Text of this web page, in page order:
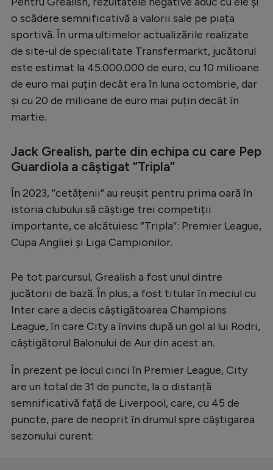
Ciclism
JO 2024
JO 2026
Intră în cont
Creează cont
o scădere semnificativă a valorii sale pe piața
sportivă. În urma ultimelor actualizările realizate
de site-ul de specialitate Transfermarkt, jucătorul
este estimat la 45.000.000 de euro, cu 10 milioane
de euro mai puțin decât era în luna octombrie, dar
și cu 20 de milioane de euro mai puțin decât în
martie.
Jack Grealish, parte din echipa cu care Pep
Guardiola a câștigat ”Tripla”
În 2023, ”cetățenii” au reușit pentru prima oară în
istoria clubului să câștige trei competiții
importante, ce alcătuiesc ”Tripla”: Premier League,
Cupa Angliei și Liga Campionilor.
Pe tot parcursul, Grealish a fost unul dintre
jucătorii de bază. În plus, a fost titular în meciul cu
Inter care a decis câștigătoarea Champions
League, în care City a învins după un gol al lui Rodri,
câștigătorul Balonului de Aur din acest an.
În prezent pe locul cinci în Premier League, City
are un total de 31 de puncte, la o distanță
semnificativă față de Liverpool, care, cu 45 de
puncte, pare de neoprit în drumul spre câștigarea
sezonului curent.